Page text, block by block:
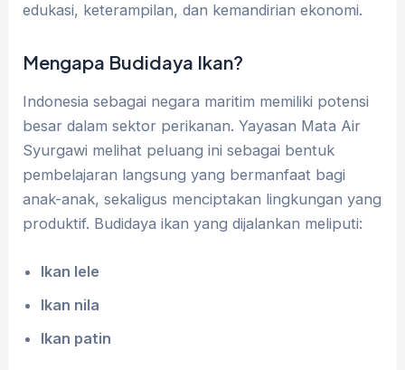
edukasi, keterampilan, dan kemandirian ekonomi.
Mengapa Budidaya Ikan?
Indonesia sebagai negara maritim memiliki potensi
besar dalam sektor perikanan. Yayasan Mata Air
Syurgawi melihat peluang ini sebagai bentuk
pembelajaran langsung yang bermanfaat bagi
anak-anak, sekaligus menciptakan lingkungan yang
produktif. Budidaya ikan yang dijalankan meliputi:
Ikan lele
Ikan nila
Ikan patin